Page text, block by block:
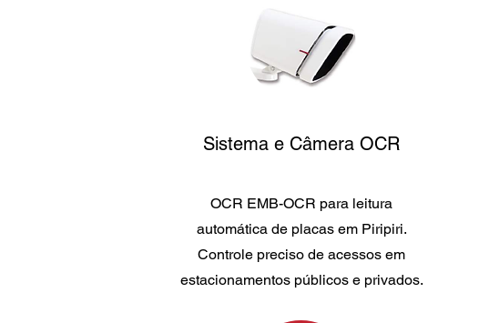
Sistema e Câmera OCR
OCR EMB-OCR para leitura
automática de placas em Piripiri.
Controle preciso de acessos em
estacionamentos públicos e privados.